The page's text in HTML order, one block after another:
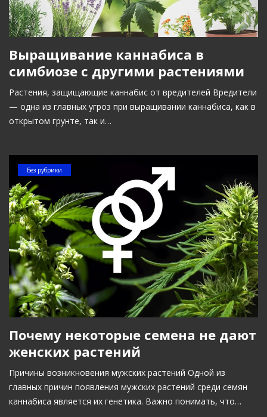
Выращивание каннабиса в
симбиозе с другими растениями
Растения, защищающие каннабис от вредителей Вредители
— одна из главных угроз при выращивании каннабиса, как в
открытом грунте, так и…
Без рубрики
Почему некоторые семена не дают
женских растений
Причины возникновения мужских растений Одной из
главных причин появления мужских растений среди семян
каннабиса является их генетика. Важно понимать, что…